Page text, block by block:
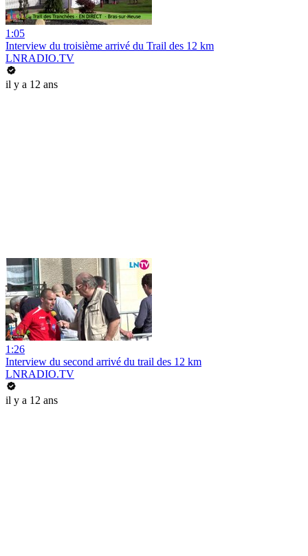
1:05
Interview du troisième arrivé du Trail des 12 km
LNRADIO.TV
il y a 12 ans
1:26
Interview du second arrivé du trail des 12 km
LNRADIO.TV
il y a 12 ans